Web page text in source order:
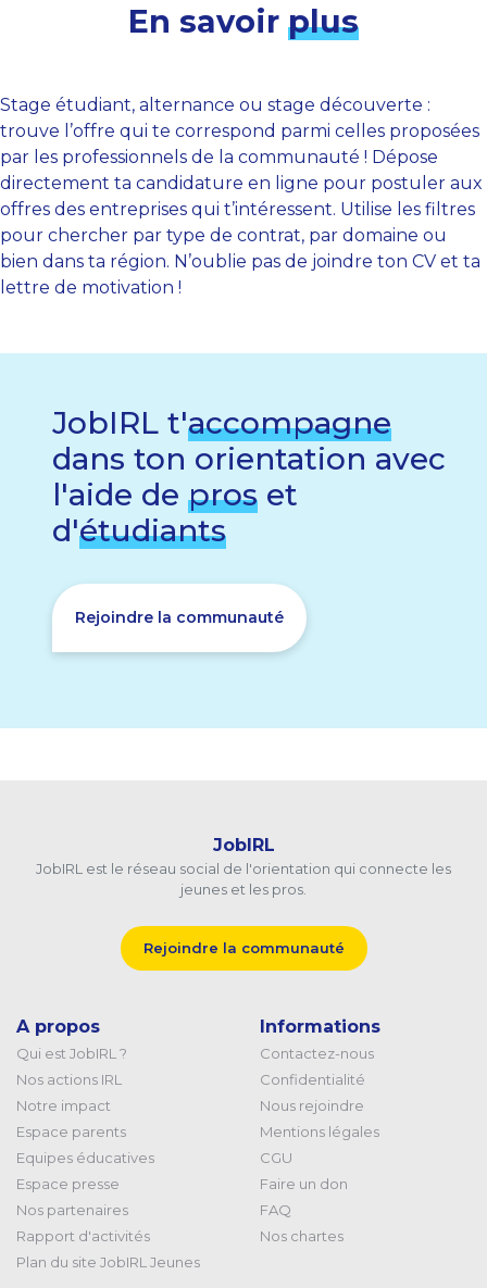
En savoir plus
Stage étudiant, alternance ou stage découverte :
trouve l’offre qui te correspond parmi celles proposées
par les professionnels de la communauté ! Dépose
directement ta candidature en ligne pour postuler aux
offres des entreprises qui t’intéressent. Utilise les filtres
pour chercher par type de contrat, par domaine ou
bien dans ta région. N’oublie pas de joindre ton CV et ta
lettre de motivation !
JobIRL t'accompagne
dans ton orientation avec
l'aide de pros et
d'étudiants
Rejoindre la communauté
JobIRL
JobIRL est le réseau social de l'orientation qui connecte les
jeunes et les pros.
Rejoindre la communauté
A propos
Qui est JobIRL ?
Nos actions IRL
Notre impact
Espace parents
Equipes éducatives
Espace presse
Nos partenaires
Rapport d'activités
Plan du site JobIRL Jeunes
Informations
Contactez-nous
Confidentialité
Nous rejoindre
Mentions légales
CGU
Faire un don
FAQ
Nos chartes